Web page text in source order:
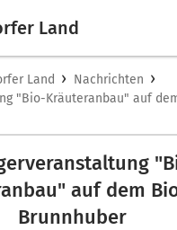
Land
Land › Nachrichten ›
"Bio-Kräuteranbau" auf
auf dem
Brunnhuber